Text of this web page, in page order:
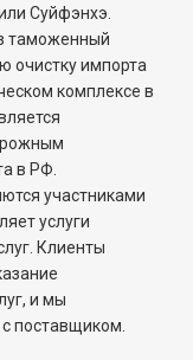
Суйфэнхэ.
таможенный
очистку импорта
комплексе в
в РФ.
участниками
услуги
Клиенты
и мы
поставщиком.